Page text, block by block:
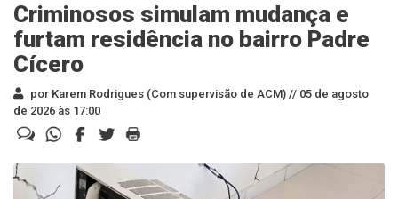
Criminosos simulam mudança e
furtam residência no bairro Padre
Cícero
por Karem Rodrigues (Com supervisão de ACM) // 05 de agosto
de 2026 às 17:00